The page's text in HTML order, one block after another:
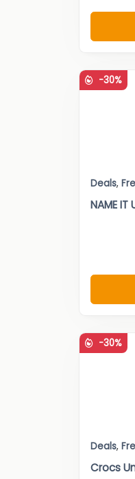
-30%
Deals,
NAME
-30%
Deals,
Crocs